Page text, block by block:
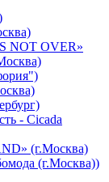
NOT OVER»
- Cicada
(г.Москва)
(г.Москва))